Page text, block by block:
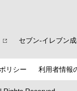
セブン‐イレブン
リシー 利用者情報